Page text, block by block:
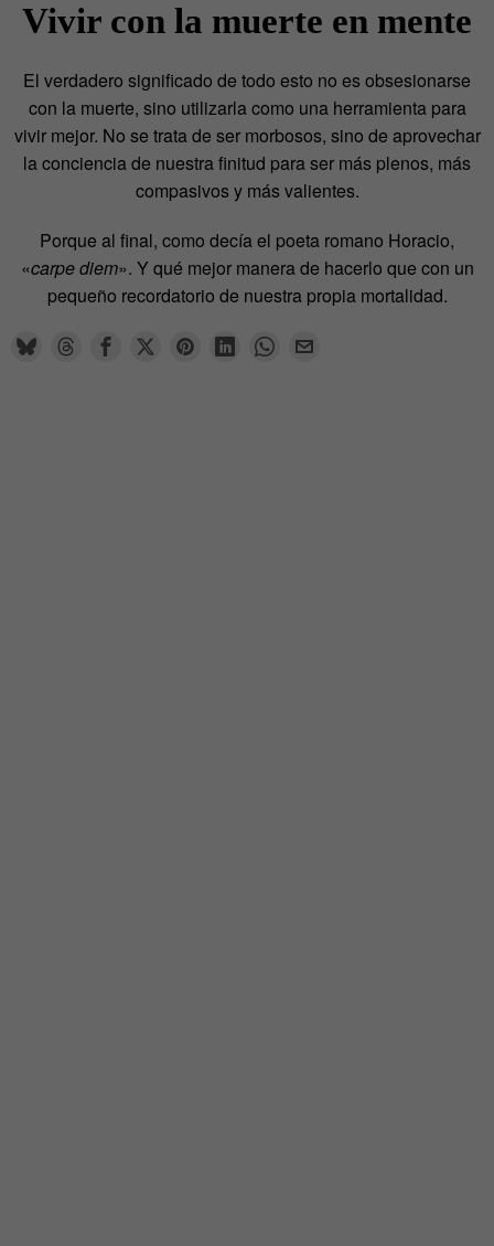
Vivir con la muerte en mente
El verdadero significado de todo esto no es obsesionarse
con la muerte, sino utilizarla como una herramienta para
vivir mejor. No se trata de ser morbosos, sino de aprovechar
la conciencia de nuestra finitud para ser más plenos, más
compasivos y más valientes.
Porque al final, como decía el poeta romano Horacio,
«carpe diem». Y qué mejor manera de hacerlo que con un
pequeño recordatorio de nuestra propia mortalidad.